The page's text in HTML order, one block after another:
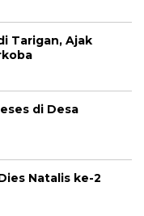
Tarigan, Ajak
di Desa
Natalis ke-2